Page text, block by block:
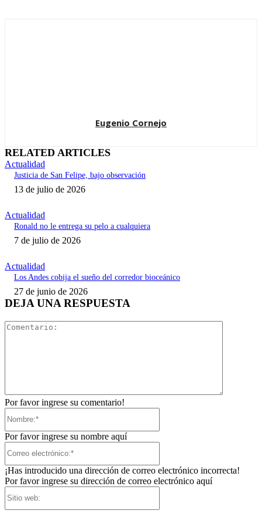
Eugenio Cornejo
RELATED ARTICLES
Actualidad
Justicia de San Felipe, bajo observación
13 de julio de 2026
Actualidad
Ronald no le entrega su pelo a cualquiera
7 de julio de 2026
Actualidad
Los Andes cobija el sueño del corredor bioceánico
27 de junio de 2026
DEJA UNA RESPUESTA
Por favor ingrese su comentario!
Por favor ingrese su nombre aquí
¡Has introducido una dirección de correo electrónico incorrecta!
Por favor ingrese su dirección de correo electrónico aquí